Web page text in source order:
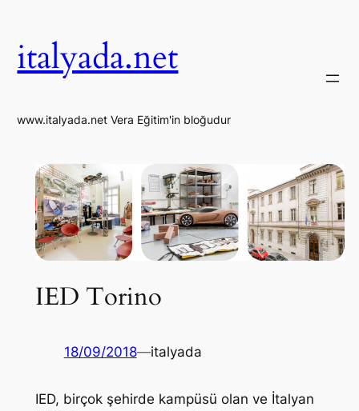
italyada.net
www.italyada.net Vera Eğitim'in bloğudur
IED Torino
18/09/2018—italyada
IED, birçok şehirde kampüsü olan ve İtalyan